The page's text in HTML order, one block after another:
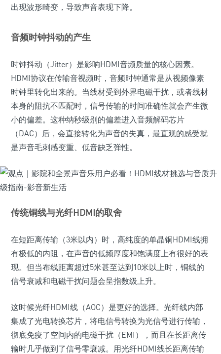
出现波形畸变，导致声音表现下降。
音频时钟抖动的产生
时钟抖动（Jitter）是影响HDMI音频质量的核心因素。
HDMI协议在传输音视频时，音频时钟通常是从视频像素
时钟里转化出来的。当线材受到外界电磁干扰，或者线材
本身的阻抗不匹配时，信号传输的时间准确性就会产生微
小的偏差。这种纳秒级别的偏差进入音频解码芯片
（DAC）后，会直接转化为声音的失真，最直观的感受就
是声音毛刺感变重、低音缺乏弹性。
传统铜线与光纤HDMI的取舍
在短距离传输（3米以内）时，高纯度的单晶铜HDMI线拥
有极低的内阻，在声音的低频厚度和饱满度上有很好的表
现。但当布线距离超过5米甚至达到10米以上时，铜线的
信号衰减和电磁干扰问题会呈指数级上升。
这时候光纤HDMI线（AOC）是更好的选择。光纤线内部
集成了光电转换芯片，将电信号转换为光信号进行传输，
彻底免疫了空间内的电磁干扰（EMI），而且在长距离传
输时几乎做到了信号零衰减。用光纤HDMI线长距离传输